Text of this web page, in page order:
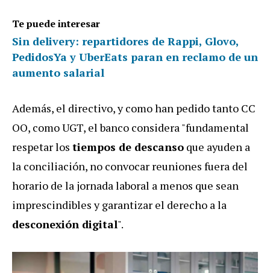
Te puede interesar
Sin delivery: repartidores de Rappi, Glovo,
PedidosYa y UberEats paran en reclamo de un
aumento salarial
Además, el directivo, y como han pedido tanto CC
OO, como UGT, el banco considera "fundamental
respetar los tiempos de descanso que ayuden a
la conciliación, no convocar reuniones fuera del
horario de la jornada laboral a menos que sean
imprescindibles y garantizar el derecho a la
desconexión digital".